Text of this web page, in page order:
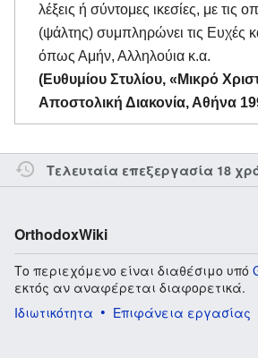
λέξεις ή σύντομες ικεσίες, με τις
(ψάλτης) συμπληρώνει τις Ευχές
όπως Αμήν, Αλληλούια κ.α.
(Ευθυμίου Στυλίου, «Μικρό
Αποστολική Διακονία, Αθήνα
Τελευταία επεξεργασία 18
OrthodoxWiki
Το περιεχόμενο είναι διαθέσιμο υπό
εκτός αν αναφέρεται διαφορετικά.
Ιδιωτικότητα
Επιφάνεια εργασίας